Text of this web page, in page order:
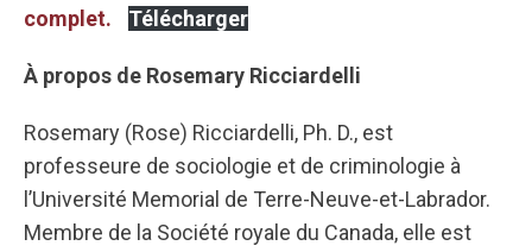
complet.
Télécharger
À propos de Rosemary Ricciardelli
Rosemary (Rose) Ricciardelli, Ph. D., est
professeure de sociologie et de criminologie à
l’Université Memorial de Terre-Neuve-et-Labrador.
Membre de la Société royale du Canada, elle est